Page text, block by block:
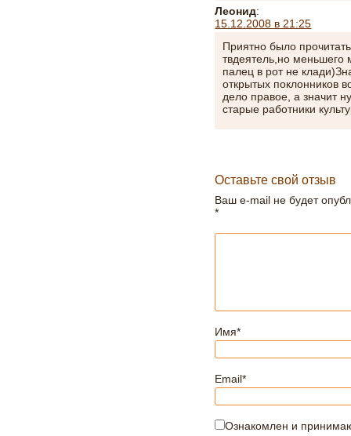
Леонид:
15.12.2008 в 21:25
Приятно было
твдеятель,но
палец в рот не
открытых поклонников
дело правое, а значит
старые работники
Оставьте свой отзыв
Ваш e-mail не будет
*
Имя*
Email*
Ознакомлен и